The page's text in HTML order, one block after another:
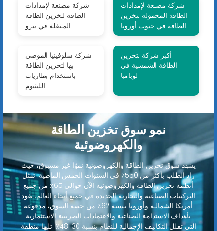
شركة مصنعة لإمدادات
الطاقة لتخزين الطاقة
المتنقلة في بيرو
شركة مصنعة لإمدادات
الطاقة المحمولة لتخزين
الطاقة في جنوب أوروبا
شركة سلوفينيا الموصى
بها لتخزين الطاقة
باستخدام بطاريات
الليثيوم
أكبر شركة لتخزين
الطاقة الشمسية في
لوبامبا
نمو سوق تخزين الطاقة
والكهروضوئية
يشهد سوق تخزين الطاقة والكهروضوئية نموًا غير مسبوق، حيث
زاد الطلب بأكثر من 550٪ في السنوات الخمس الماضية. تمثل
أنظمة تخزين الطاقة والكهروضوئية الآن حوالي 65٪ من جميع
التركيبات الصناعية والتجارية الجديدة في جميع أنحاء العالم. تقود
أمريكا الشمالية وأوروبا بنسبة 62٪ من حصة السوق، مدفوعة
بأهداف الاستدامة الصناعية والاعتمادات الضريبية الاستثمارية
التي تقلل التكاليف الإجمالية للنظام بنسبة 30-48٪. تليها منطقة